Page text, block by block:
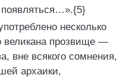
несколько
великана прозвище —
вне всякого сомнения,
архаики,